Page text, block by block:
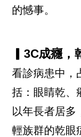
的憾事。
▎3C成癮，
看診病患中，
括：眼睛乾、
以年長者居多
輕族群的乾眼